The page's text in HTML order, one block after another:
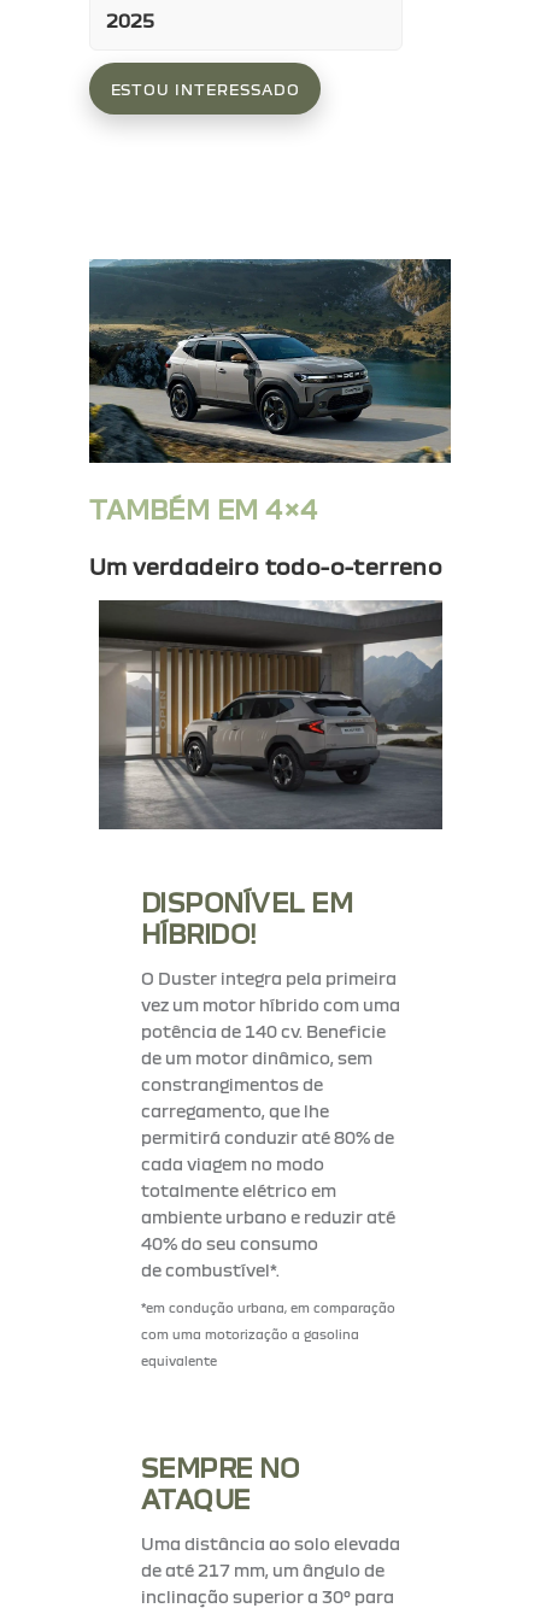
2025
ESTOU INTERESSADO
TAMBÉM EM 4×4
Um verdadeiro todo-o-terreno
DISPONÍVEL EM
HÍBRIDO!
O Duster integra pela primeira
vez um motor híbrido com uma
potência de 140 cv. Beneficie
de um motor dinâmico, sem
constrangimentos de
carregamento, que lhe
permitirá conduzir até 80% de
cada viagem no modo
totalmente elétrico em
ambiente urbano e reduzir até
40% do seu consumo
de combustível*.
*em condução urbana, em comparação
com uma motorização a gasolina
equivalente
SEMPRE NO
ATAQUE
Uma distância ao solo elevada
de até 217 mm, um ângulo de
inclinação superior a 30° para